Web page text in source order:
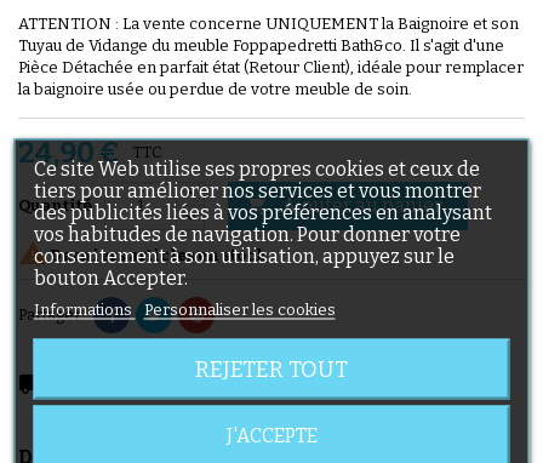
ATTENTION : La vente concerne UNIQUEMENT la Baignoire et son
Tuyau de Vidange du meuble Foppapedretti Bath&co. Il s'agit d'une
Pièce Détachée en parfait état (Retour Client), idéale pour remplacer
la baignoire usée ou perdue de votre meuble de soin.
24,90 € TTC
Quantité  Ajouter au panier
Derniers articles en stock
Partager
local_shipping Livraison prévue à partir du 08/08/2026
DESCRIPTION
Ce site Web utilise ses propres cookies et ceux de
tiers pour améliorer nos services et vous montrer
des publicités liées à vos préférences en analysant
vos habitudes de navigation. Pour donner votre
consentement à son utilisation, appuyez sur le
bouton Accepter.
Informations Personnaliser les cookies
REJETER TOUT
J'ACCEPTE